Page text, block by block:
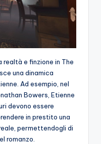
realtà e finzione in The
una dinamica
Ad esempio, nel
Bowers, Etienne
devono essere
in prestito una
permettendogli di
romanzo.